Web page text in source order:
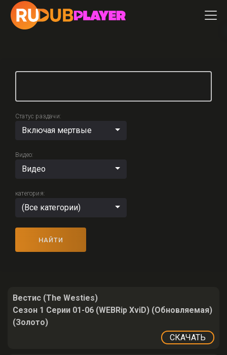
Статус раздачи:
Включая мертвые
Видео:
Видео
категория:
(Все категории)
НАЙТИ
Вестис (The Westies)
Сезон 1 Серии 01-06 (WEBRip XviD) (Обновляемая)
(Золото)
СКАЧАТЬ